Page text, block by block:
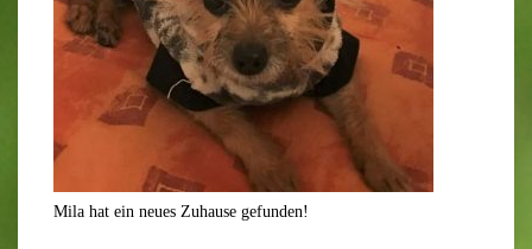
Mila hat ein neues Zuhause gefunden!